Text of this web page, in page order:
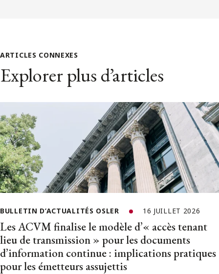
ARTICLES CONNEXES
Explorer plus d’articles
BULLETIN D’ACTUALITÉS OSLER 16 JUILLET 2026
Les ACVM finalise le modèle d’« accès tenant
lieu de transmission » pour les documents
d’information continue : implications pratiques
pour les émetteurs assujettis